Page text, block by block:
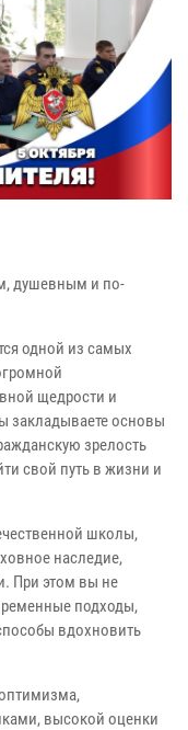
душевным и по-
одной из самых
щедрости и
закладываете основы
зрелость
свой путь в жизни и
школы,
наследие,
При этом вы не
подходы,
вдохновить
высокой оценки